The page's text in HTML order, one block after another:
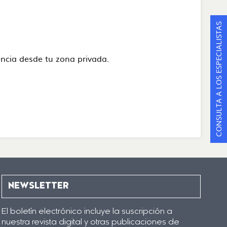
desde tu zona privada.
NEWSLETTER
El boletín electrónico incluye la suscripción a
nuestra revista digital y otras publicaciones de
CONSULTA A LOS ESPECIALISTAS